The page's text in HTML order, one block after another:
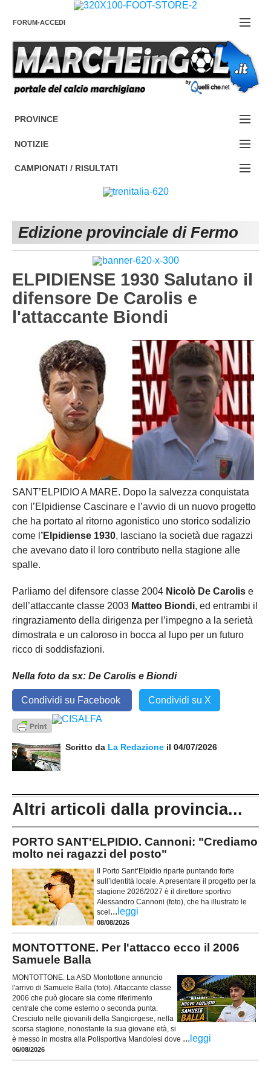
FORUM-ACCEDI
Contattaci
PROVINCE
EDIZIONE:
ANCONA
MACERATA
Carica la tua Rosa
NOTIZIE
NOTIZIE:
ECCELLENZA
1^ CATEGORIA
2^ CATEGORIA
3^ CATEGORIA
GIOVANILI
CAMPIONATI / RISULTATI
NAZIONALI
REGIONALI
Edizione provinciale di Fermo
ELPIDIENSE 1930 Salutano il
difensore De Carolis e
l'attaccante Biondi
SANT’ELPIDIO A MARE. Dopo la salvezza conquistata
con l’Elpidiense Cascinare e l’avvio di un nuovo progetto
che ha portato al ritorno agonistico uno storico sodalizio
come l ’Elpidiense 1930, lasciano la società due ragazzi
che avevano dato il loro contributo nella stagione alle
spalle.
Parliamo del difensore classe 2004 Nicolò De Carolis e
dell’attaccante classe 2003 Matteo Biondi, ed entrambi il
ringraziamento della dirigenza per l’impegno a la serietà
dimostrata e un caloroso in bocca al lupo per un futuro
ricco di soddisfazioni.
Nella foto da sx: De Carolis e Biondi
Condividi su Facebook Condividi su X
Scritto da La Redazione il 04/07/2026
Altri articoli dalla provincia...
PORTO SANT'ELPIDIO. Cannoni: "Crediamo
molto nei ragazzi del posto"
Il Porto Sant’Elpidio riparte puntando forte
sull’identità locale. A presentare il progetto per la
stagione 2026/2027 è il direttore sportivo
Alessandro Cannoni (foto), che ha illustrato le
scel ... leggi
08/08/2026
MONTOTTONE. Per l'attacco ecco il 2006
Samuele Balla
MONTOTTONE. La ASD Montottone annuncio
l'arrivo di Samuele Balla (foto). Attaccante classe
2006 che può giocare sia come riferimento
centrale che come esterno o seconda punta.
Cresciuto nelle giovanili della Sangiorgese, nella
scorsa stagione, nonostante la sua giovane età, si
è messo in mostra alla Polisportiva Mandolesi dove ... leggi
06/08/2026